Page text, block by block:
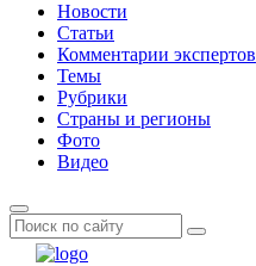
Новости
Статьи
Комментарии экспертов
Темы
Рубрики
Страны и регионы
Фото
Видео